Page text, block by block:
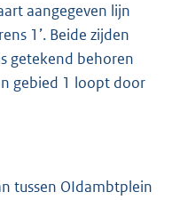
aangegeven lijn
1’. Beide zijden
getekend behoren
gebied 1 loopt door
tussen OIdambtplein